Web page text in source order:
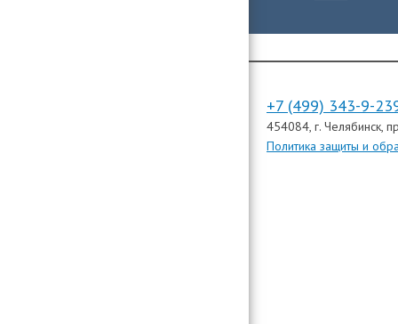
+7 (499) 343-9-
454084, г. Челябинск,
Политика защиты и